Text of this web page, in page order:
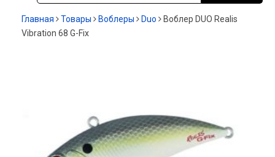
Главная Товары Воблеры Duo
Воблер DUO Realis
Vibration 68 G-Fix